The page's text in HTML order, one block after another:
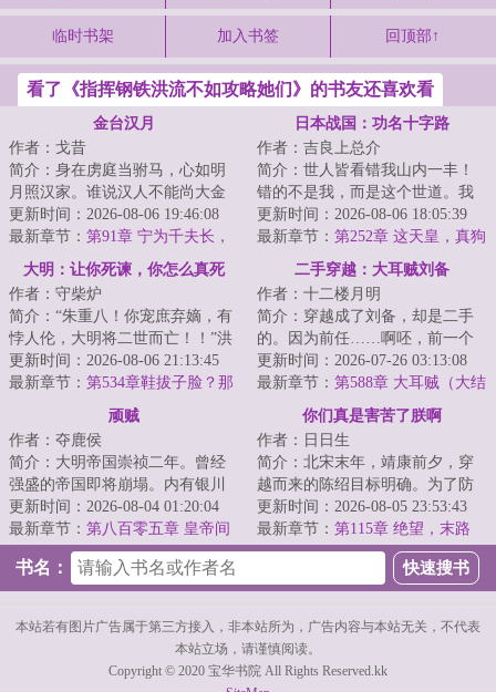
临时书架 加入书签 回顶部↑
看了《指挥钢铁洪流不如攻略她们》的书友还喜欢看
金台汉月
作者：戈昔
简介：身在虏庭当驸马，心如明
月照汉家。谁说汉人不能尚大金
公主？李朔重生金朝，先冒外戚
之位，后谋驸马...
更新时间：2026-08-06 19:46:08
最新章节： 第91章 宁为千夫长，
胜做一使臣
日本战国：功名十字路
作者：吉良上总介
简介：世人皆看错我山内一丰！
错的不是我，而是这个世道。我
山内一丰能有什么小心思呢，我
只是太想进步了...
更新时间：2026-08-06 18:05:39
最新章节： 第252章 这天皇，真狗
都不当吧？
大明：让你死谏，你怎么真死
作者：守柴炉
简介：“朱重八！你宠庶弃嫡，有
悖人伦，大明将二世而亡！！”洪
武二十五年九月，朱元璋欲立朱
允炆为皇太...
更新时间：2026-08-06 21:13:45
最新章节： 第534章鞋拔子脸？那
个xxx给咱画的？咱要诛他九族！
二手穿越：大耳贼刘备
作者：十二楼月明
简介：穿越成了刘备，却是二手
的。因为前任……啊呸，前一个
穿越者也是穿越到刘备身上。前
任嗝屁了，我接...
更新时间：2026-07-26 03:13:08
最新章节： 第588章 大耳贼（大结
顽贼
作者：夺鹿侯
简介：大明帝国崇祯二年。曾经
强盛的帝国即将崩塌。内有银川
驿卒奋臂挥戈，九州幅裂。外有
建州新主东征西...
更新时间：2026-08-04 01:20:04
最新章节： 第八百零五章 皇帝间
你们真是害苦了朕啊
作者：日日生
简介：北宋末年，靖康前夕，穿
越而来的陈绍目标明确。为了防
止大宋被金国灭掉，他决定先一
步取而代之！没...
更新时间：2026-08-05 23:53:43
最新章节： 第115章 绝望，末路
书名：
本站若有图片广告属于第三方接入，非本站所为，广告内容与本站无关，不代表
本站立场，请谨慎阅读。
Copyright © 2020 宝华书院 All Rights Reserved.kk